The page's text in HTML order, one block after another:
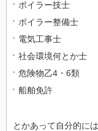
ボイラー技士
ボイラー整備士
電気工事士
社会環境何とか士
危険物乙4・6類
船舶免許
とかあって自分的には